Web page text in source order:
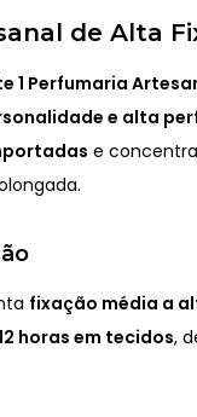
de Alta
1 Perfumaria
e alta
e
fixação média a
horas em tecidos,